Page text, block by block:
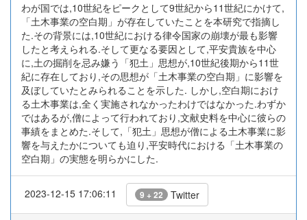
わが国では,10世紀をピークとして9世紀から11世紀にかけて,
「土木事業の空白期」が存在していたことを本研究で指摘し
た.その背景には,10世紀における律令国家の崩壊が最も影響
したと考えられる.そして更なる要因として,平安貴族を中心
に,土の掘削を忌み嫌う「犯土」思想が,10世紀後期から11世
紀に存在しており,その思想が「土木事業の空白期」に影響を
及ぼしていたとみられることを示した. しかし,空白期におけ
る土木事業は,全く実施されなかったわけではなかった.わずか
ではあるが,僧によって行われており,文献史料を中心に彼らの
事績をまとめた.そして,「犯土」思想が僧による土木事業に影
響を与えたかについても迫り,平安時代における「土木事業の
空白期」の実態を明らかにした.
2023-12-15 17:06:11 9 + 22 Twitter